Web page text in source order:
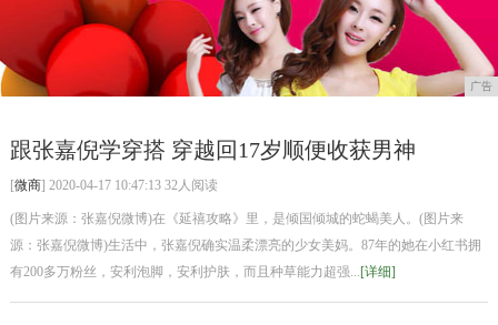
时尚 企业 商讯 微商 消费
广告
跟张嘉倪学穿搭 穿越回17岁顺便收获男神
[微商] 2020-04-17 10:47:13 32人阅读
(图片来源：张嘉倪微博)在《延禧攻略》里，是倾国倾城的蛇蝎美人。(图片来
源：张嘉倪微博)生活中，张嘉倪确实温柔漂亮的少女美妈。87年的她在小红书拥
有200多万粉丝，安利泡脚，安利护肤，而且种草能力超强...[详细]